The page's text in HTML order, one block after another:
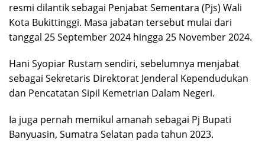
resmi dilantik sebagai Penjabat Sementara (Pjs) Wali
Kota Bukittinggi. Masa jabatan tersebut mulai dari
tanggal 25 September 2024 hingga 25 November 2024.
Hani Syopiar Rustam sendiri, sebelumnya menjabat
sebagai Sekretaris Direktorat Jenderal Kependudukan
dan Pencatatan Sipil Kemetrian Dalam Negeri.
Ia juga pernah memikul amanah sebagai Pj Bupati
Banyuasin, Sumatra Selatan pada tahun 2023.